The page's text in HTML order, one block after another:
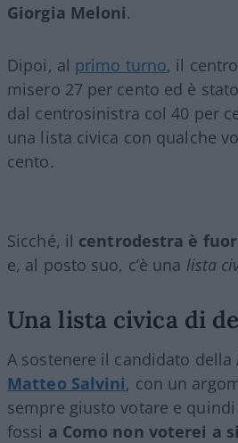
Giorgia Meloni.
Dipoi, al primo turno, il
misero 27 per cento ed è
dal centrosinistra col 40 per
una lista civica con qualche
cento.
Sicché, il centrodestra è
e, al posto suo, c’è una lista
Una lista civica di
A sostenere il candidato della
Matteo Salvini, con un
sempre giusto votare e
fossi a Como non voterei a